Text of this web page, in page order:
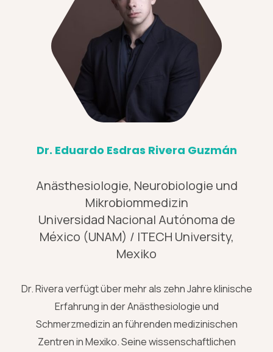
Dr. Eduardo Esdras Rivera Guzmán
Anästhesiologie, Neurobiologie und
Mikrobiommedizin
Universidad Nacional Autónoma de
México (UNAM) / ITECH University,
Mexiko
Dr. Rivera verfügt über mehr als zehn Jahre klinische
Erfahrung in der Anästhesiologie und
Schmerzmedizin an führenden medizinischen
Zentren in Mexiko. Seine wissenschaftlichen